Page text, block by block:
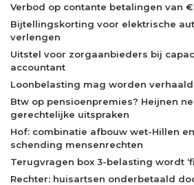
Verbod op contante betalingen van
Bijtellingskorting voor elektrische
verlengen
Uitstel voor zorgaanbieders bij
accountant
Loonbelasting mag worden
Btw op pensioenpremies? Heijnen
gerechtelijke uitspraken
Hof: combinatie afbouw wet-Hillen
schending mensenrechten
Terugvragen box 3-belasting wordt
Rechter: huisartsen onderbetaald